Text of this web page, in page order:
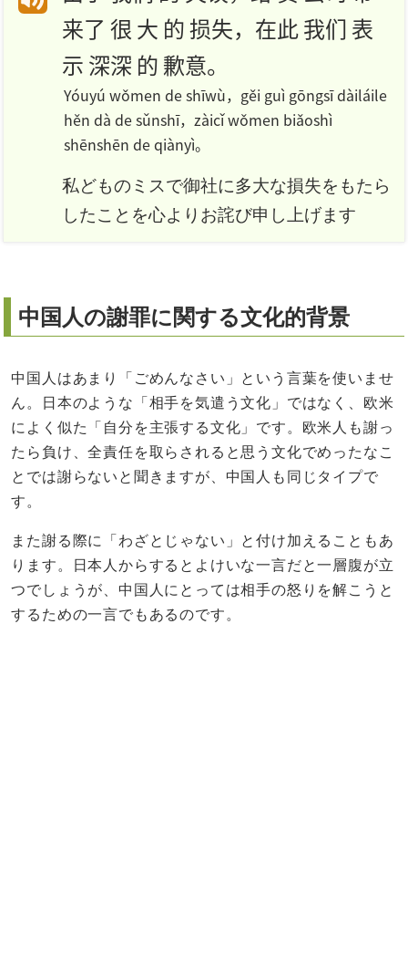
来了 很 大 的 损失，在此 我们 表
示 深深 的 歉意。
Yóuyú wǒmen de shīwù，gěi guì gōngsī dàiláile
hěn dà de sǔnshī，zàicǐ wǒmen biǎoshì
shēnshēn de qiànyì。
私どものミスで御社に多大な損失をもたら
したことを心よりお詫び申し上げます
中国人の謝罪に関する文化的背景
中国人はあまり「ごめんなさい」という言葉を使いませ
ん。日本のような「相手を気遣う文化」ではなく、欧米
によく似た「自分を主張する文化」です。欧米人も謝っ
たら負け、全責任を取らされると思う文化でめったなこ
とでは謝らないと聞きますが、中国人も同じタイプで
す。
また謝る際に「わざとじゃない」と付け加えることもあ
ります。日本人からするとよけいな一言だと一層腹が立
つでしょうが、中国人にとっては相手の怒りを解こうと
するための一言でもあるのです。